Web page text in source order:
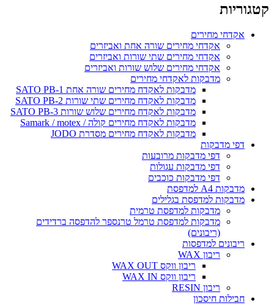
קטגוריות
אקדחי מחירים
אקדחי מחירים שורה אחת ואביזרים
אקדחי מחירים שתי שורות ואביזרים
אקדחי מחירים שלוש שורות ואביזרים
מדבקות לאקדחי מחירים
מדבקות לאקדח מחירים שורה אחת SATO PB-1
מדבקות לאקדח מחירים שתי שורות SATO PB-2
מדבקות לאקדח מחירים שלוש שורות SATO PB-3
מדבקות לאקדח מחירים קולה / Samark / motex
מדבקות לאקדח מחירים מסדרת JODO
דפי מדבקות
דפי מדבקות מרובעות
דפי מדבקות עגולות
דפי מדבקות כוכבים
מדבקות A4 למדפסת
מדבקות למדפסת בגלילים
מדבקות למדפסת טרמית
מדבקות למדפסת טרמל טרנספר להדפסה ברדידים
(ריבונים)
ריבונים למדפסות
ריבון WAX
ריבון ווקס WAX OUT
ריבון ווקס WAX IN
ריבון RESIN
חבילות חיסכון